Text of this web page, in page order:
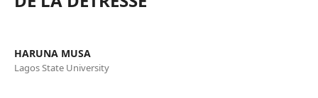
HARUNA MUSA
Lagos State University